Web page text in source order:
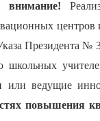
центров
Президента №
школьных
или ведущие
повышения